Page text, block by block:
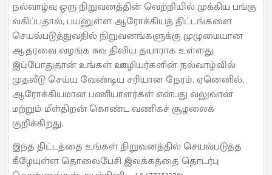
நல்வாழ்வு ஒரு நிறுவனத்தின் வெற்றியில் முக்கிய பங்கு
வகிப்பதால், பயனுள்ள ஆரோக்கியத் திட்டங்களை
செயல்படுத்துவதில் நிறுவனங்களுக்கு முழுமையான
ஆதரவை வழங்க சுவ திவிய தயாராக உள்ளது.
இப்போதுதான் உங்கள் ஊழியர்களின் நல்வாழ்வில்
முதலீடு செய்ய வேண்டிய சரியான நேரம். ஏனெனில்,
ஆரோக்கியமான பணியாளர்கள் என்பது வலுவான
மற்றும் மீள்திறன் கொண்ட வணிகச் சூழலைக்
குறிக்கிறது.
இந்த திட்டத்தை உங்கள் நிறுவனத்தில் செயல்படுத்த
கீழேயுள்ள தொலைபேசி இலக்கத்தை தொடர்பு